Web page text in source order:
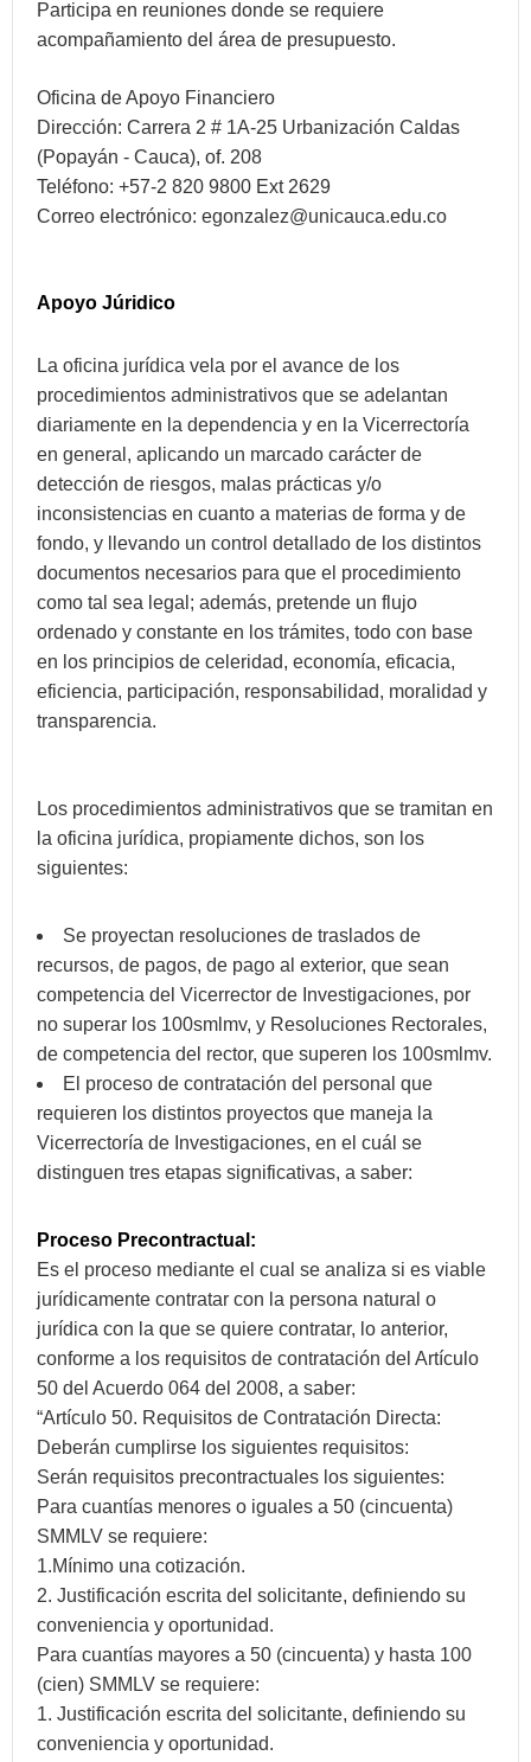
Participa en reuniones donde se requiere
acompañamiento del área de presupuesto.
Oficina de Apoyo Financiero
Dirección: Carrera 2 # 1A-25 Urbanización Caldas
(Popayán - Cauca), of. 208
Teléfono: +57-2 820 9800 Ext 2629
Correo electrónico: egonzalez@unicauca.edu.co
Apoyo Júridico
La oficina jurídica vela por el avance de los
procedimientos administrativos que se adelantan
diariamente en la dependencia y en la Vicerrectoría
en general, aplicando un marcado carácter de
detección de riesgos, malas prácticas y/o
inconsistencias en cuanto a materias de forma y de
fondo, y llevando un control detallado de los distintos
documentos necesarios para que el procedimiento
como tal sea legal; además, pretende un flujo
ordenado y constante en los trámites, todo con base
en los principios de celeridad, economía, eficacia,
eficiencia, participación, responsabilidad, moralidad y
transparencia.
Los procedimientos administrativos que se tramitan en
la oficina jurídica, propiamente dichos, son los
siguientes:
Se proyectan resoluciones de traslados de
recursos, de pagos, de pago al exterior, que sean
competencia del Vicerrector de Investigaciones, por
no superar los 100smlmv, y Resoluciones Rectorales,
de competencia del rector, que superen los 100smlmv.
El proceso de contratación del personal que
requieren los distintos proyectos que maneja la
Vicerrectoría de Investigaciones, en el cuál se
distinguen tres etapas significativas, a saber:
Proceso Precontractual:
Es el proceso mediante el cual se analiza si es viable
jurídicamente contratar con la persona natural o
jurídica con la que se quiere contratar, lo anterior,
conforme a los requisitos de contratación del Artículo
50 del Acuerdo 064 del 2008, a saber:
“Artículo 50. Requisitos de Contratación Directa:
Deberán cumplirse los siguientes requisitos:
Serán requisitos precontractuales los siguientes:
Para cuantías menores o iguales a 50 (cincuenta)
SMMLV se requiere:
1.Mínimo una cotización.
2. Justificación escrita del solicitante, definiendo su
conveniencia y oportunidad.
Para cuantías mayores a 50 (cincuenta) y hasta 100
(cien) SMMLV se requiere:
1. Justificación escrita del solicitante, definiendo su
conveniencia y oportunidad.